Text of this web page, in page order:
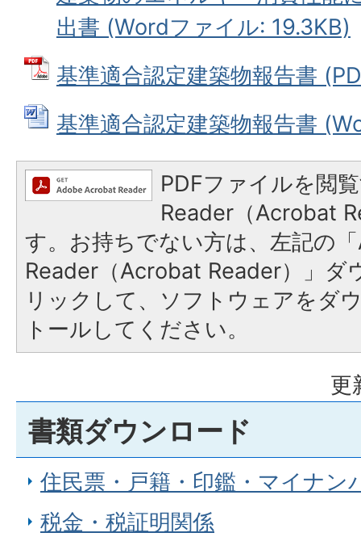
出書 (Wordファイル: 19.3KB)
基準適合認定建築物報告書
基準適合認定建築物報告書
PDFファイルを閲
Reader（Acrobat
す。お持ちでない方は、左記の
Reader（Acrobat Reader）」ダ
リックして、ソフトウェアをダ
トールしてください。
更
書類ダウンロード
住民票・戸籍・印鑑・マイナン
税金・税証明関係